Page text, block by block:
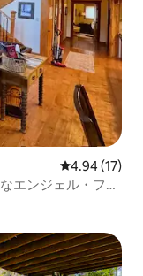
レビュー17
4.94 (17)
エンジェル・ファ